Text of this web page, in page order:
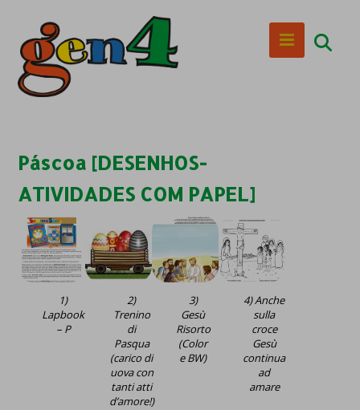
Páscoa [DESENHOS-
ATIVIDADES COM PAPEL]
1)
Lapbook
– P
2)
Trenino
di
Pasqua
(carico di
uova con
tanti atti
d’amore!)
3)
Gesù
Risorto
(Color
e BW)
4) Anche
sulla
croce
Gesù
continua
ad
amare